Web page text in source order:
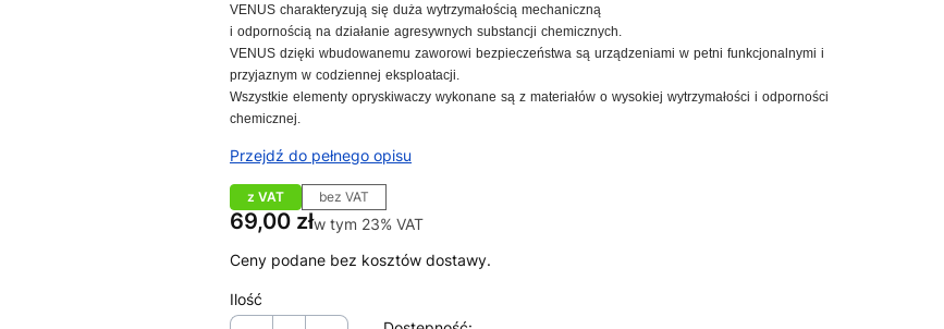
VENUS charakteryzują się duża wytrzymałością mechaniczną
i odpornością na działanie agresywnych substancji chemicznych.
VENUS dzięki wbudowanemu zaworowi bezpieczeństwa są urządzeniami w petni funkcjonalnymi i
przyjaznym w codziennej eksploatacji.
Wszystkie elementy opryskiwaczy wykonane są z materiałów o wysokiej wytrzymałości i odporności
chemicznej.
Przejdź do pełnego opisu
z VAT bez VAT
Cena
69,00 złw tym 23% VAT
w tym 23% VAT
Ceny podane bez kosztów dostawy.
Ilość